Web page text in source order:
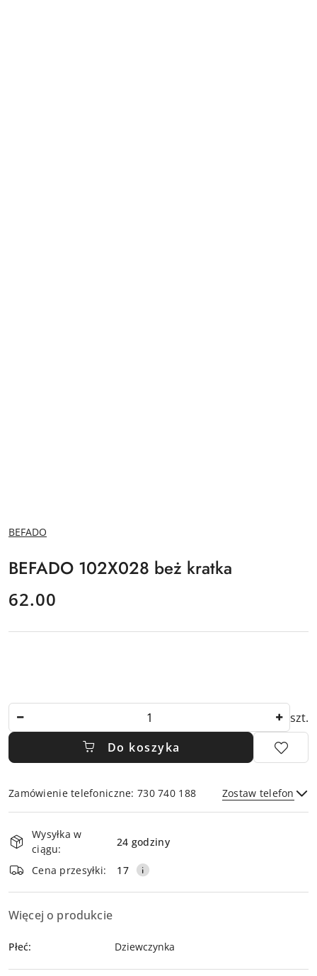
NAZWA
PRODUCENTA:
BEFADO
BEFADO 102X028 beż kratka
cena:
62.00
szt.
Do koszyka
Zamówienie telefoniczne: 730 740 188 Zostaw telefon
i
dostawa
Wysyłka w
ciągu:
24 godziny
Cena przesyłki: 17
Więcej o produkcie
Płeć: Dziewczynka